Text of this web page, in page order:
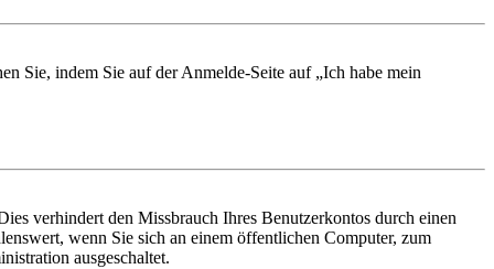
Sie, indem Sie auf der Anmelde-Seite auf „Ich habe mein
verhindert den Missbrauch Ihres Benutzerkontos durch einen
wenn Sie sich an einem öffentlichen Computer, zum
ausgeschaltet.